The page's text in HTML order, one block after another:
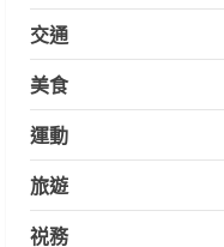
交通
美食
運動
旅遊
祱務